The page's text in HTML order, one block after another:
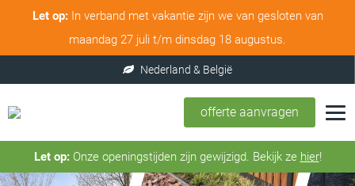
Let op:In verband met vakantie zijn we van gesloten van
maandag 27 juli t/m dinsdag 18 augustus.
offerte aanvragen
Let op:Onze openingstijden zijn gewijzigd. Bekijk ze hier!